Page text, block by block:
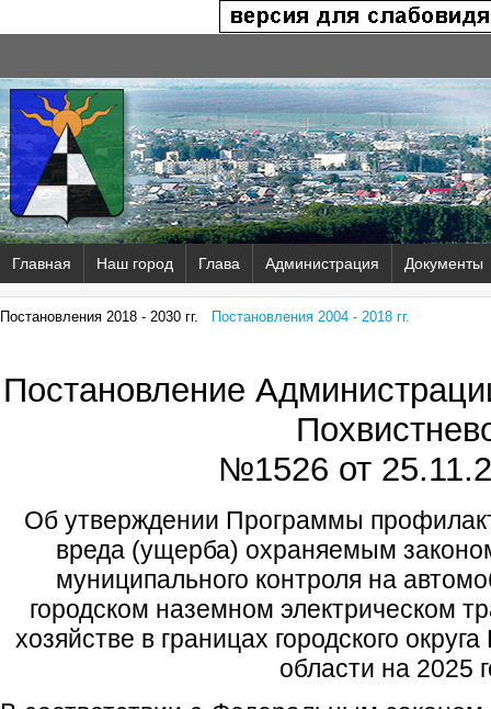
Главная Наш город Глава Администрация Документы
Постановления 2018 - 2030 гг. Постановления 2004 - 2018 гг.
Постановление
№1526 от
Об утверждении Программы
вреда (ущерба) охраняемым
муниципального контроля на
городском наземном электрическом
хозяйстве в границах городского
области на 2025